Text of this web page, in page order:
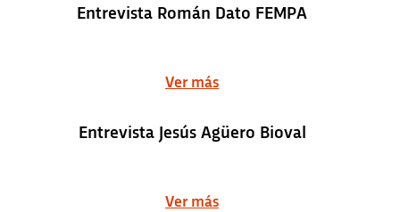
Entrevista Román Dato FEMPA
Ver más
Entrevista Jesús Agüero Bioval
Ver más